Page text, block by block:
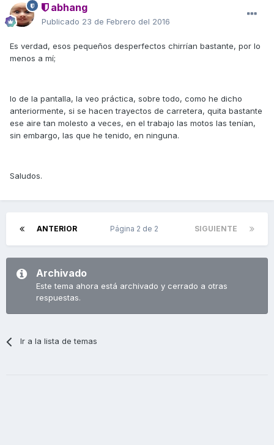
abhang
Publicado 23 de Febrero del 2016
Es verdad, esos pequeños desperfectos chirrían bastante, por lo
menos a mí;
lo de la pantalla, la veo práctica, sobre todo, como he dicho
anteriormente, si se hacen trayectos de carretera, quita bastante
ese aire tan molesto a veces, en el trabajo las motos las tenían,
sin embargo, las que he tenido, en ninguna.
Saludos.
ANTERIOR SIGUIENTE
Página 2 de 2
Archivado
Este tema ahora está archivado y cerrado a otras
respuestas.
Ir a la lista de temas